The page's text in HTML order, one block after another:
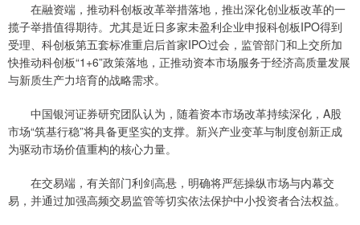
在融资端，推动科创板改革举措落地，推出深化创业板改革的一
揽子举措值得期待。尤其是近日多家未盈利企业申报科创板IPO得到
受理、科创板第五套标准重启后首家IPO过会，监管部门和上交所加
快推动科创板“1+6”政策落地，正推动资本市场服务于经济高质量发展
与新质生产力培育的战略需求。
中国银河证券研究团队认为，随着资本市场改革持续深化，A股
市场“筑基行稳”将具备更坚实的支撑。新兴产业变革与制度创新正成
为驱动市场价值重构的核心力量。
在交易端，有关部门利剑高悬，明确将严惩操纵市场与内幕交
易，并通过加强高频交易监管等切实依法保护中小投资者合法权益。